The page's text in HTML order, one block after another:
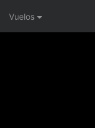
Vuelos